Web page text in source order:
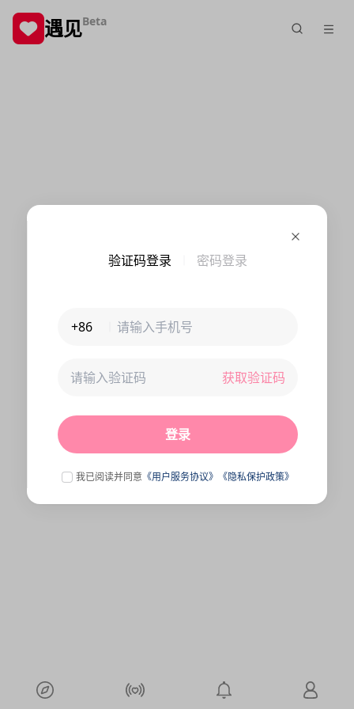
验证码登录 密码登录
+86
获取验证码
登录
我已阅读并同意 《用户服务协议》 《隐私保护政策》
遇见Beta
未连接到服务器,刷新一下试试